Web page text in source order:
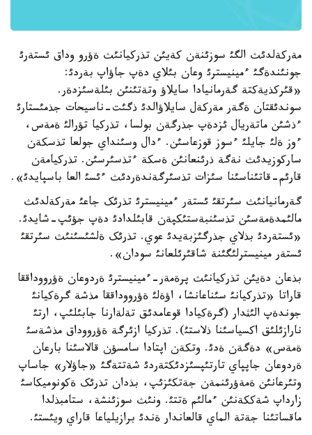
مةر­کةلدئث الگئ سوزئنةن کةيئن تذرکيانئث ةؤرو وداق ئستةرئ
جونئندةگئ ءمينيسترئ وعان بئلاي دةپ جاؤاپ بةردئ:
«قئرکذيةکتة گةرمانيادا سايلاؤ وتةتئنئن بئلةسئزدةر.
سوندئقتان ةگةر مةرکةل سايلاؤالدئ ذگئت-ناسيحات جذمئستارئ
ءذشئن ماتةريال ئزدةپ جذرگةن بولسا، تذرکيا تؤرالئ ةمةس،
ءوز ةلئ جايلئ ءسوز قوزعاسئن. ءدال وسئنداي جولعا تذسکةن
سارکو­زيدئث نةگة ذرئنعانئن ةسکة ءتذسئرسئن. تذرکيامةن
قارئم-قاتئناسئنا سئزات تذسئرگةندةردئث ءئسئ العا باسپايدئ».
گةرمانيانئث سئرتقئ ئستةر ءمينيسترئ تذرئک جاعئ مةر­کةلدئث
مالئمدةمةسئن تذسئنبةستئکپةن قابئلدادئ دةپ جؤئپ-شايدئ.
«ئستةردئ بذلاي جذرگئز­بةيدئ عوي. تذرئک ةلشئسئنئث سئرتقئ
ئستةر مينيسترلئگئنة شاقئرئلعانئ سودان».
بذعان دةيئن تذرکيانئث پرةمةر-ءمينيسترئ ةردوعان ةؤرووداققا
قاراتا «تذرکيانئ سئناعانشا، اؤةلئ ةؤرووداققا مذشة گرةکيانئ
جوندةپ الئثدار (گرةکيادا قوعامدئق تةلةارنا جابئلئپ، ارتئ
نارازئلئق اکسياسئنا ذلاستئ). تذرکيا ازئرگة ةؤرو­­وداق مذشةسئ
ةمةس» دةگةن ةدئ. وتکةن اپتادا سامسؤن قالاسئنا بارعان
ةردوعان جاپپاي تارتئپسئزدئکتةردئ شةتتةگئ «جاؤلار» جاساپ
وتئرعانئن ةمةؤرئنمةن جةتکئزئپ، بذدان تذرئک ةکونوميکاسئ
زارداپ شةککةنئن ءمالئم ةتتئ. ونئث سوزئنشة، ستامبذلدا
ماقساتئنا جةتة الماي قالعاندار ةندئ برازيلياعا قاراي ويئستئ.